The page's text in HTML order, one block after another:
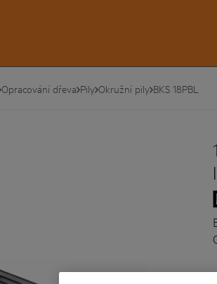
Opracování dřeva Pily Okružní pily BKS 18PBL